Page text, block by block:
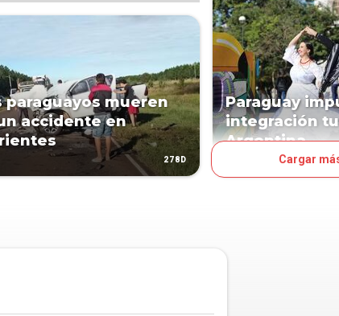
paraguayos mueren
accidente en
278D
Paraguay
integración
Argentina
Cargar